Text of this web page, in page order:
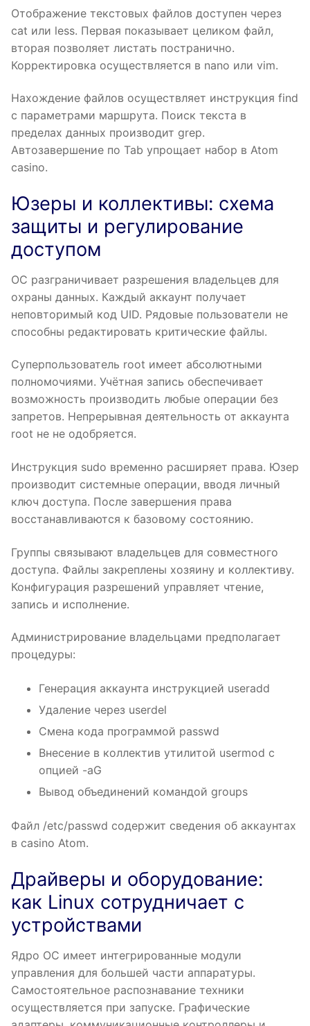
Отображение текстовых файлов доступен через
cat или less. Первая показывает целиком файл,
вторая позволяет листать постранично.
Корректировка осуществляется в nano или vim.
Нахождение файлов осуществляет инструкция find
с параметрами маршрута. Поиск текста в
пределах данных производит grep.
Автозавершение по Tab упрощает набор в Atom
casino.
Юзеры и коллективы: схема
защиты и регулирование
доступом
ОС разграничивает разрешения владельцев для
охраны данных. Каждый аккаунт получает
неповторимый код UID. Рядовые пользователи не
способны редактировать критические файлы.
Суперпользователь root имеет абсолютными
полномочиями. Учётная запись обеспечивает
возможность производить любые операции без
запретов. Непрерывная деятельность от аккаунта
root не не одобряется.
Инструкция sudo временно расширяет права. Юзер
производит системные операции, вводя личный
ключ доступа. После завершения права
восстанавливаются к базовому состоянию.
Группы связывают владельцев для совместного
доступа. Файлы закреплены хозяину и коллективу.
Конфигурация разрешений управляет чтение,
запись и исполнение.
Администрирование владельцами предполагает
процедуры:
Генерация аккаунта инструкцией useradd
Удаление через userdel
Смена кода программой passwd
Внесение в коллектив утилитой usermod с
опцией -aG
Вывод объединений командой groups
Файл /etc/passwd содержит сведения об аккаунтах
в casino Atom.
Драйверы и оборудование:
как Linux сотрудничает с
устройствами
Ядро ОС имеет интегрированные модули
управления для большей части аппаратуры.
Самостоятельное распознавание техники
осуществляется при запуске. Графические